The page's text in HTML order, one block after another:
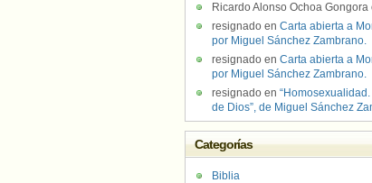
Ricardo Alonso Ochoa Gongora
resignado en Carta abierta a
por Miguel Sánchez Zambrano.
resignado en Carta abierta a
por Miguel Sánchez Zambrano.
resignado en
de Dios”, de Miguel Sánchez
Categorías
Biblia